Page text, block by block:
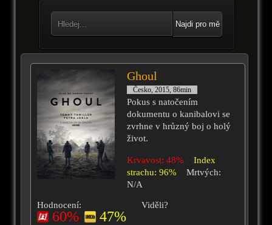
Najdi pro mě
Ghoul
Česko, 2015, 86min
Pokus s natočením
dokumentu o kanibalovi se
zvrhne v hrůzný boj o holý
život.
Krvavost: 48%
Index
strachu: 96%
Mrtvých:
N/A
Hodnocení:
60% 47%
Viděli?